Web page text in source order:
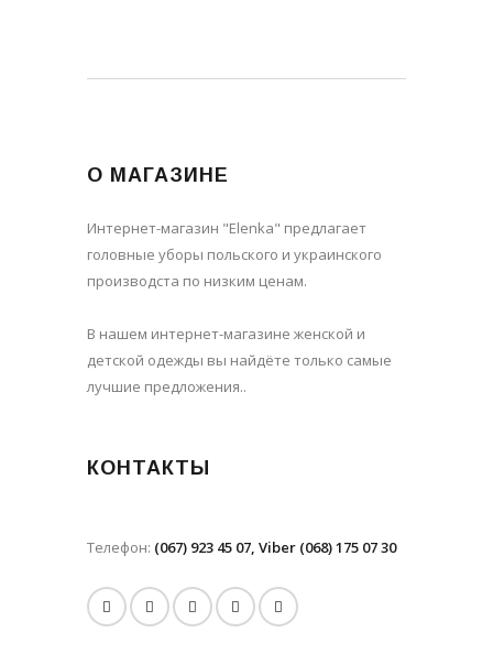
О МАГАЗИНЕ
Интернет-магазин "Elenka" предлагает
головные уборы польского и украинского
производста по низким ценам.
В нашем интернет-магазине женской и
детской одежды вы найдёте только самые
лучшие предложения..
КОНТАКТЫ
Телефон: (067) 923 45 07, Viber (068) 175 07 30